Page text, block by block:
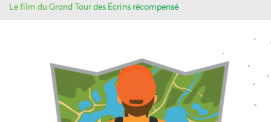
Le film du Grand Tour des Écrins récompensé